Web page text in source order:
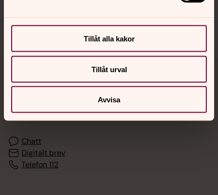
Tillåt alla kakor
Tillåt urval
Avvisa
Jourhavande präst
Akut samtals- och krisstöd. Prata eller chatta anonymt
med en präst på kvällar och nätter.
Chatt
Digitalt brev
Telefon 112